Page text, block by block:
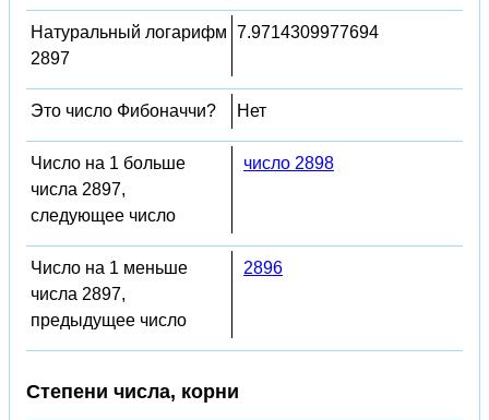
Натуральный логарифм
2897
7.9714309977694
Это число Фибоначчи? Нет
Число на 1 больше
числа 2897,
следующее число
число 2898
Число на 1 меньше
числа 2897,
предыдущее число
2896
Степени числа, корни